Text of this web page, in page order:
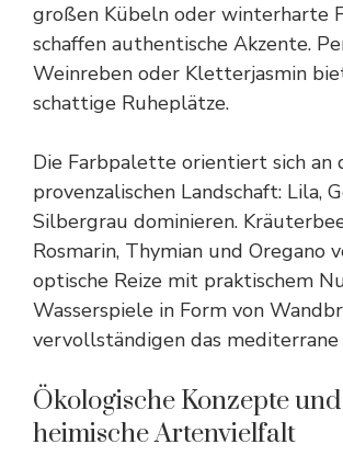
großen Kübeln oder winterharte
schaffen authentische Akzente.
Weinreben oder Kletterjasmin
schattige Ruheplätze.
Die Farbpalette orientiert sich an
provenzalischen Landschaft: Lila,
Silbergrau dominieren.
Rosmarin, Thymian und Oregano
optische Reize mit praktischem
Wasserspiele in Form von
vervollständigen das
Ökologische Konzepte und
heimische Artenvielfalt